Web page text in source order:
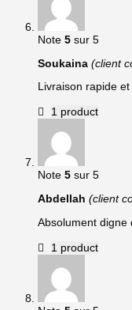
Note 5 sur 5
Soukaina (client
Livraison rapide
1 product
Note 5 sur 5
Abdellah (client
Absolument digne
1 product